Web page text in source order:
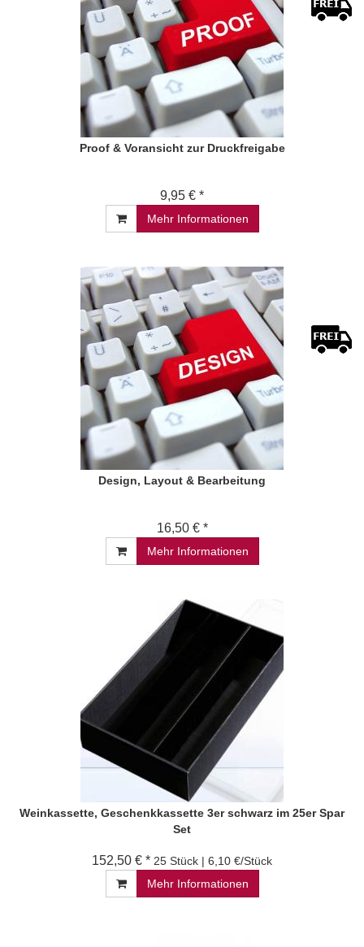
Proof & Voransicht zur Druckfreigabe
9,95 € *
Mehr Informationen
Design, Layout & Bearbeitung
16,50 € *
Mehr Informationen
Weinkassette, Geschenkkassette 3er schwarz im 25er Spar
Set
152,50 € * 25 Stück | 6,10 €/Stück
Mehr Informationen